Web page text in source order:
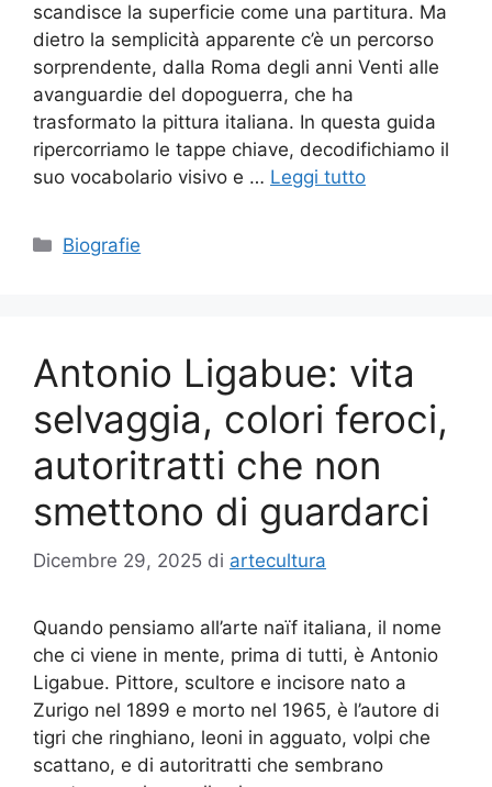
scandisce la superficie come una partitura. Ma
dietro la semplicità apparente c’è un percorso
sorprendente, dalla Roma degli anni Venti alle
avanguardie del dopoguerra, che ha
trasformato la pittura italiana. In questa guida
ripercorriamo le tappe chiave, decodifichiamo il
suo vocabolario visivo e … Leggi tutto
Categorie
Biografie
Antonio Ligabue: vita
selvaggia, colori feroci,
autoritratti che non
smettono di guardarci
Dicembre 29, 2025 di artecultura
Quando pensiamo all’arte naïf italiana, il nome
che ci viene in mente, prima di tutti, è Antonio
Ligabue. Pittore, scultore e incisore nato a
Zurigo nel 1899 e morto nel 1965, è l’autore di
tigri che ringhiano, leoni in agguato, volpi che
scattano, e di autoritratti che sembrano